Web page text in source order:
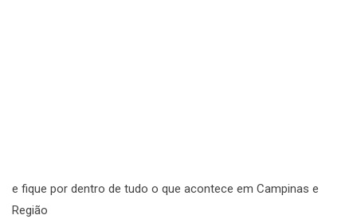
e fique por dentro de tudo o que acontece em Campinas e
Região